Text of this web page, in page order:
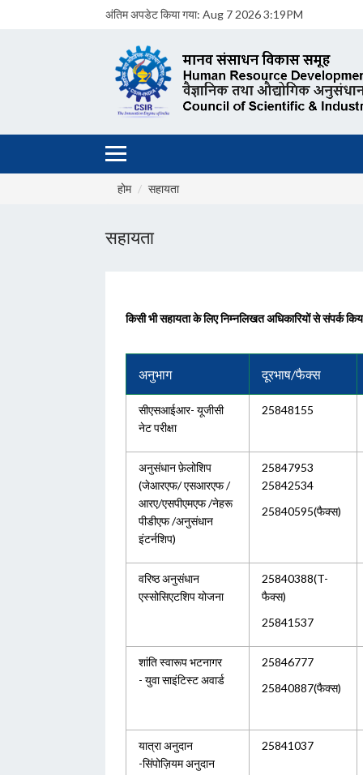
अंतिम अपडेट किया गया: Aug 7 2026 3:19PM
होम सहायता
सहायता
किसी भी सहायता के लिए निम्नलिखत अधिकारियों से संपर्क
अनुभाग दूरभाष/फैक्स
सीएसआईआर- यूजीसी
नेट परीक्षा
25848155
अनुसंधान फ़ेलोशिप
(जेआरएफ/ एसआरएफ /
आरए/एसपीएमएफ /नेहरू
पीडीएफ /अनुसंधान
इंटर्नशिप)
25847953
25842534
25840595(फैक्स)
वरिष्ठ अनुसंधान
एस्सोसिएटशिप योजना
25840388(T-
फैक्स)
25841537
शांति स्वारूप भटनागर
- युवा साइंटिस्ट अवार्ड
25846777
25840887(फैक्स)
यात्रा अनुदान
-सिंपोज़ियम अनुदान
25841037